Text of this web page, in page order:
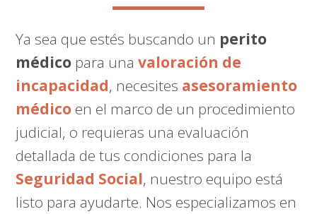
Ya sea que estés buscando un perito
médico para unavaloración de
incapacidad, necesites asesoramiento
médico en el marco de un procedimiento
judicial, o requieras una evaluación
detallada de tus condiciones para la
Seguridad Social, nuestro equipo está
listo para ayudarte. Nos especializamos en